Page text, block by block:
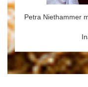
Petra Niethammer